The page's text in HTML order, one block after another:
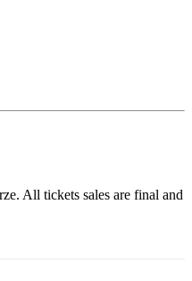
All tickets sales are final and